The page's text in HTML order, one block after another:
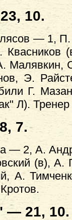
10.
— 1,
Э.
Г.
Л).
7.
— 2, А.
(в),
А.
21, 10.